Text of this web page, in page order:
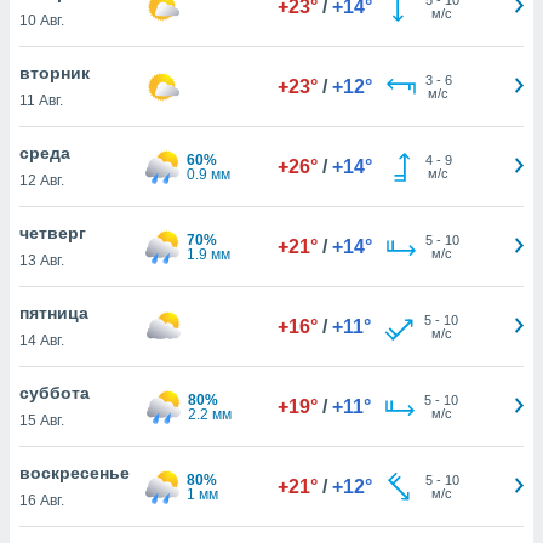
действия
рекламу
нашей
cookie
cookie
в
нашего
10 Авг.
+23° / +14°
м/с
вторник
11 Авг.
+23° / +12° 3- 6
м/с
среда
12 Авг.
60%
0.9 мм
+26° / +14° 4- 9
м/с
четверг
13 Авг.
70%
1.9 мм
+21° / +14° 5- 10
м/с
пятница
14 Авг.
+16° / +11° 5 - 10
м/с
суббота
15 Авг.
80%
2.2 мм
+19° / +11° 5 - 10
м/с
воскресенье
16 Авг.
80%
1 мм
+21° / +12° 5- 10
м/с